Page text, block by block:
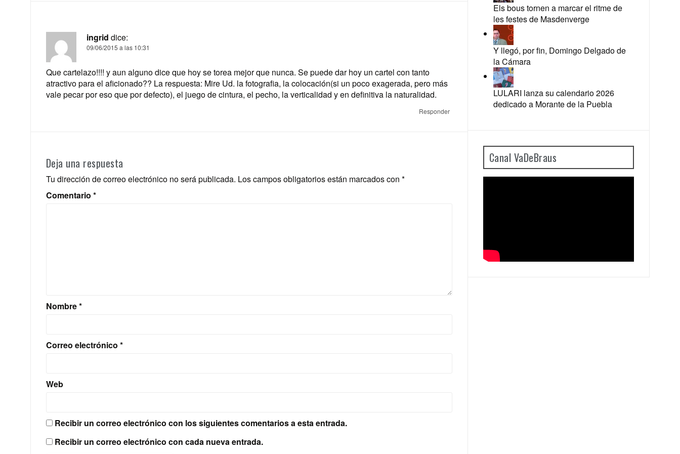
ingrid dice:
09/06/2015 a las 10:31
Que cartelazo!!!! y aun alguno dice que hoy se torea mejor que nunca. Se puede dar hoy un cartel con tanto
atractivo para el aficionado?? La respuesta: Mire Ud. la fotografia, la colocación(si un poco exagerada, pero más
vale pecar por eso que por defecto), el juego de cintura, el pecho, la verticalidad y en definitiva la naturalidad.
Responder
Deja una respuesta
Tu dirección de correo electrónico no será publicada. Los campos obligatorios están marcados con *
Comentario *
Nombre*
Correo electrónico *
Web
Recibir un correo electrónico con los siguientes comentarios a esta entrada.
Recibir un correo electrónico con cada nueva entrada.
Els bous tornen a marcar el ritme de
les festes de Masdenverge
Y llegó, por fin, Domingo Delgado de
la Cámara
LULARI lanza su calendario 2026
dedicado a Morante de la Puebla
Canal VaDeBraus